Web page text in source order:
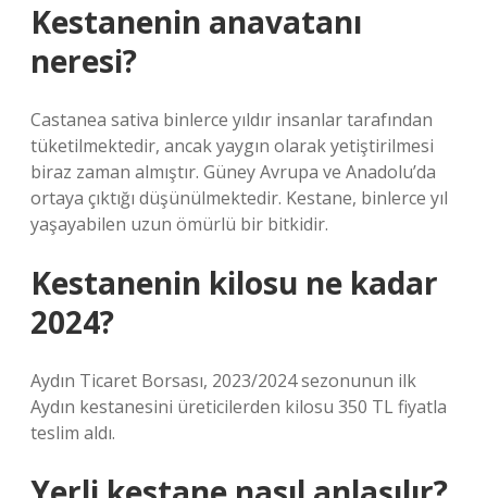
Kestanenin anavatanı
neresi?
Castanea sativa binlerce yıldır insanlar tarafından
tüketilmektedir, ancak yaygın olarak yetiştirilmesi
biraz zaman almıştır. Güney Avrupa ve Anadolu’da
ortaya çıktığı düşünülmektedir. Kestane, binlerce yıl
yaşayabilen uzun ömürlü bir bitkidir.
Kestanenin kilosu ne kadar
2024?
Aydın Ticaret Borsası, 2023/2024 sezonunun ilk
Aydın kestanesini üreticilerden kilosu 350 TL fiyatla
teslim aldı.